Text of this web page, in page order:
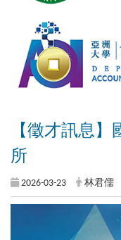
【徵才訊息
所
2026-03-23 林君儒